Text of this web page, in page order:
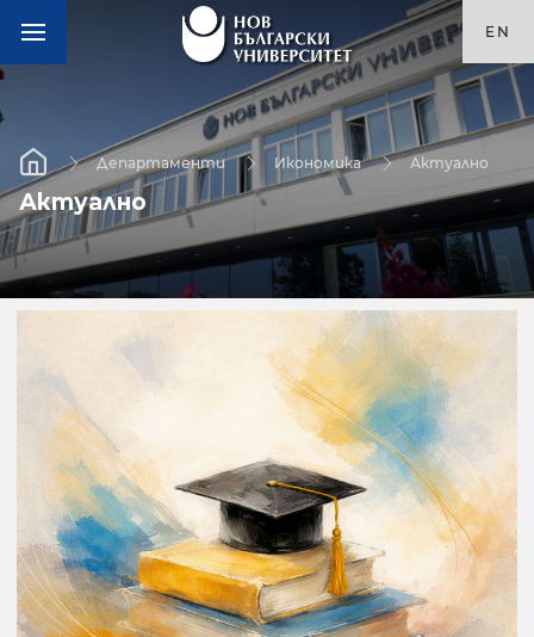
EN
Департаменти Икономика Актуално
Актуално